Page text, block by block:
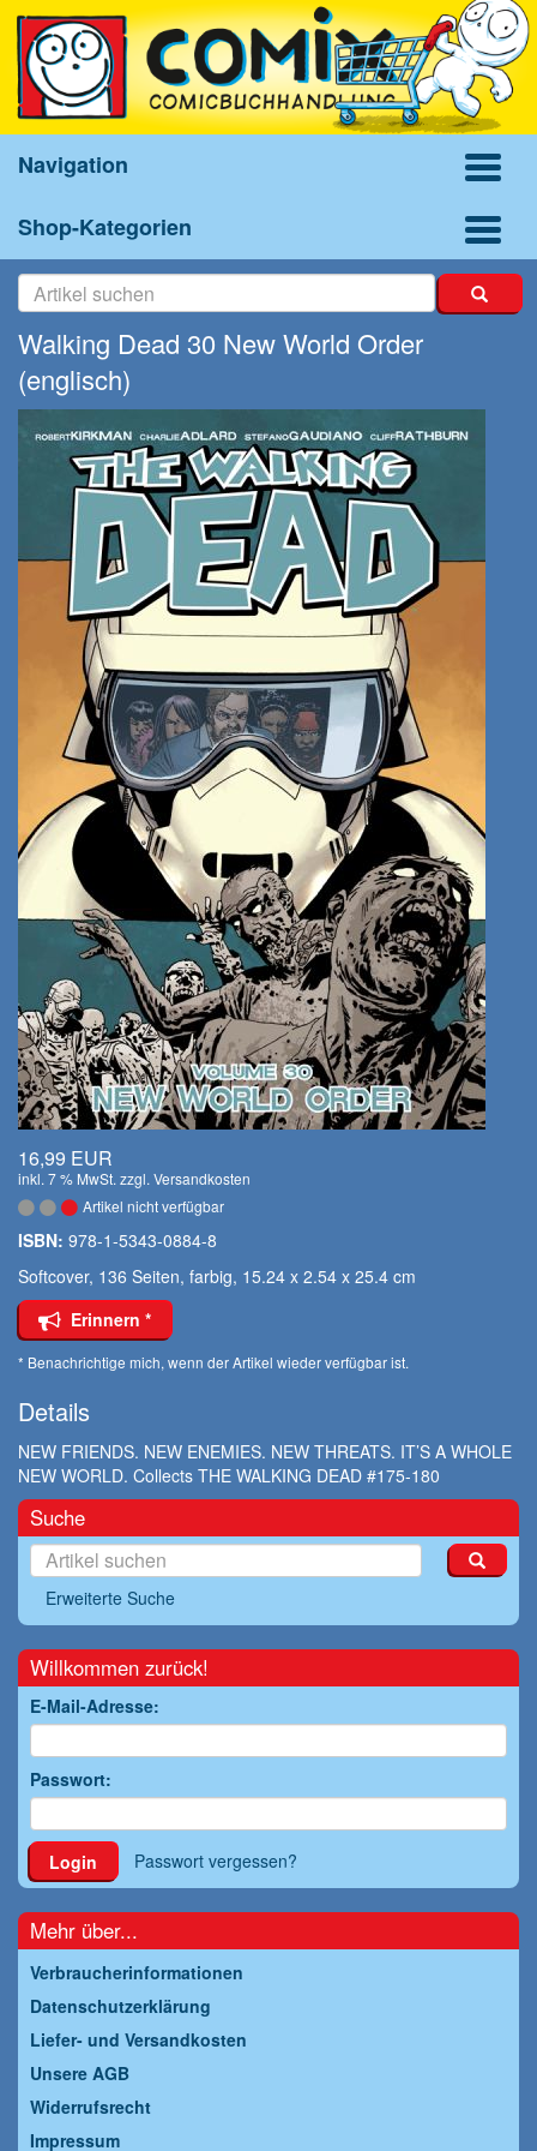
Navigation
Shop-Kategorien
Walking Dead 30 New World Order
(englisch)
16,99 EUR
inkl. 7 % MwSt. zzgl. Versandkosten
Artikel nicht verfügbar
ISBN: 978-1-5343-0884-8
Softcover, 136 Seiten, farbig, 15.24 x 2.54 x 25.4 cm
Erinnern *
* Benachrichtige mich, wenn der Artikel wieder verfügbar ist.
Details
NEW FRIENDS. NEW ENEMIES. NEW THREATS. IT’S A WHOLE
NEW WORLD. Collects THE WALKING DEAD #175-180
Suche
Erweiterte Suche
Willkommen zurück!
E-Mail-Adresse:
Passwort:
Login Passwort vergessen?
Mehr über...
Verbraucherinformationen
Datenschutzerklärung
Liefer- und Versandkosten
Unsere AGB
Widerrufsrecht
Impressum